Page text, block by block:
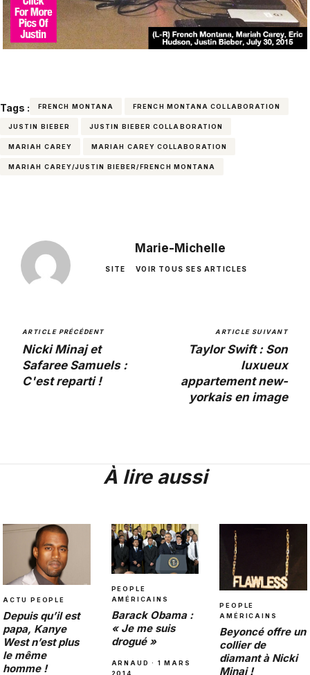
Tags : FRENCH MONTANA FRENCH MONTANA COLLABORATION
JUSTIN BIEBER JUSTIN BIEBER COLLABORATION
MARIAH CAREY MARIAH CAREY COLLABORATION
MARIAH CAREY/JUSTIN BIEBER/FRENCH MONTANA
Marie-Michelle
SITE VOIR TOUS SES ARTICLES
ARTICLE PRÉCÉDENT
Nicki Minaj et
Safaree Samuels :
C'est reparti !
ARTICLE SUIVANT
Taylor Swift : Son
luxueux
appartement new-
yorkais en image
À lire aussi
ACTU PEOPLE
Depuis qu’il est
papa, Kanye
West n’est plus
le même
homme !
PEOPLE
AMÉRICAINS
Barack Obama :
« Je me suis
drogué »
ARNAUD · 1 MARS
2014
PEOPLE
AMÉRICAINS
Beyoncé offre un
collier de
diamant à Nicki
Minaj !